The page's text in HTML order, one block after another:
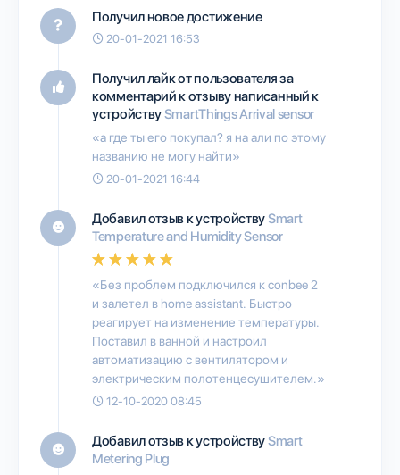
Получил новое достижение
20-01-2021 16:53
Получил лайк от пользователяза
комментарий к отзыву написанный к
устройствуSmartThings Arrival sensor
«а где ты его покупал? я на али по этому
названию не могу найти»
20-01-2021 16:44
Добавил отзыв к устройствуSmart
Temperature and Humidity Sensor
«Без проблем подключился к conbee 2
и залетел в home assistant. Быстро
реагирует на изменение температуры.
Поставил в ванной и настроил
автоматизацию с вентилятором и
электрическим полотенцесушителем.»
12-10-2020 08:45
Добавил отзыв к устройствуSmart
Metering Plug